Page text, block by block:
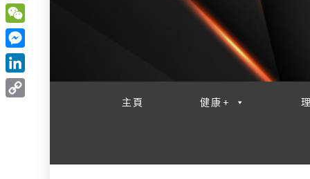
主頁 健康+
W
h
a
t
s
W
e
C
h
M
e
s
L
i